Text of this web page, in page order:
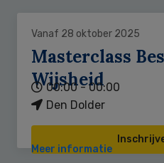
Vanaf 28 oktober 2025
Masterclass
Wijsheid
00:00 - 00:00
Den Dolder
Meer informatie